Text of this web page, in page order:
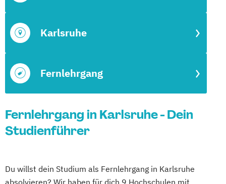
Fernlehrgang
Karlsruhe
Fernlehrgang in Karlsruhe - Dein
Studienführer
Du willst dein Studium als Fernlehrgang in Karlsruhe
absolvieren? Wir haben für dich 9 Hochschulen mit